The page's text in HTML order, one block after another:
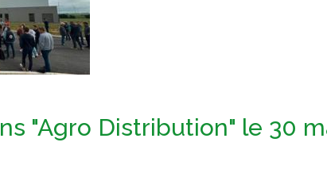
"Agro Distribution" le 30